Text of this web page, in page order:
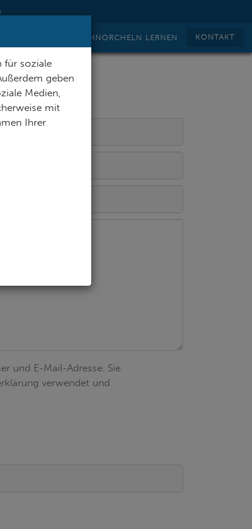
SCHNORCHELN LERNEN KONTAKT
und E-Mail-Adresse. Sie
verwendet und
für soziale
geben
Medien,
mit
Ihrer